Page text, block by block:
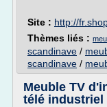
Site : http://
Thèmes liés :
scandinave /
scandinave /
Meuble TV
télé industriel